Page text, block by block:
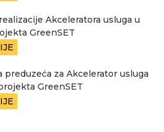
Akceleratora usluga u
GreenSET
preduzeća za Akcelerator usluga
GreenSET